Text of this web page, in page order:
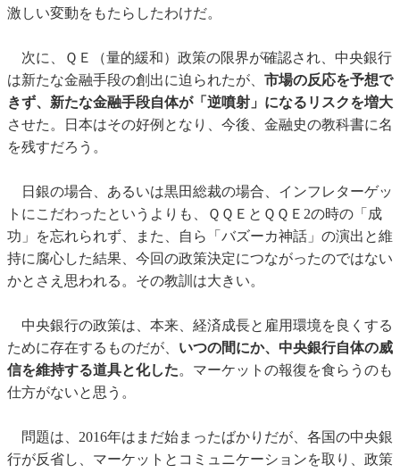
激しい変動をもたらしたわけだ。
次に、ＱＥ（量的緩和）政策の限界が確認され、中央銀行
は新たな金融手段の創出に迫られたが、 市場の反応を予想で
きず、新たな金融手段自体が「逆噴射」になるリスクを増大
させた。日本はその好例となり、今後、金融史の教科書に名
を残すだろう。
日銀の場合、あるいは黒田総裁の場合、インフレターゲッ
トにこだわったというよりも、ＱＱＥとＱＱＥ2の時の「成
功」を忘れられず、また、自ら「バズーカ神話」の演出と維
持に腐心した結果、今回の政策決定につながったのではない
かとさえ思われる。その教訓は大きい。
中央銀行の政策は、本来、経済成長と雇用環境を良くする
ために存在するものだが、 いつの間にか、中央銀行自体の威
信を維持する道具と化した。マーケットの報復を食らうのも
仕方がないと思う。
問題は、2016年はまだ始まったばかりだが、各国の中央銀
行が反省し、マーケットとコミュニケーションを取り、政策